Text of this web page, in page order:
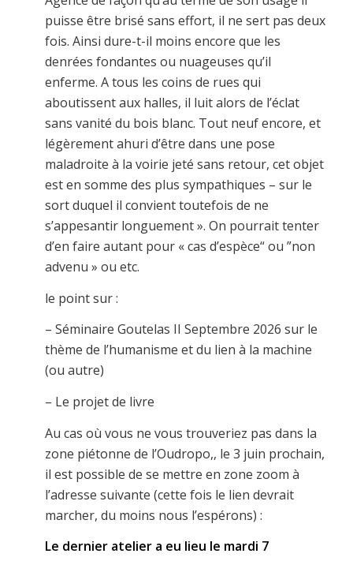
puisse être brisé sans effort, il ne sert pas deux
fois. Ainsi dure-t-il moins encore que les
denrées fondantes ou nuageuses qu’il
enferme. A tous les coins de rues qui
aboutissent aux halles, il luit alors de l’éclat
sans vanité du bois blanc. Tout neuf encore, et
légèrement ahuri d’être dans une pose
maladroite à la voirie jeté sans retour, cet objet
est en somme des plus sympathiques – sur le
sort duquel il convient toutefois de ne
s’appesantir longuement ». On pourrait tenter
d’en faire autant pour « cas d’espèce“ ou ”non
advenu » ou etc.
le point sur :
– Séminaire Goutelas II Septembre 2026 sur le
thème de l’humanisme et du lien à la machine
(ou autre)
– Le projet de livre
Au cas où vous ne vous trouveriez pas dans la
zone piétonne de l’Oudropo,, le 3 juin prochain,
il est possible de se mettre en zone zoom à
l’adresse suivante (cette fois le lien devrait
marcher, du moins nous l’espérons) :
Le dernier atelier a eu lieu le mardi 7